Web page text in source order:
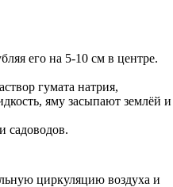
его на 5-10 см в центре.
гумата натрия,
яму засыпают землёй и
садоводов.
циркуляцию воздуха и